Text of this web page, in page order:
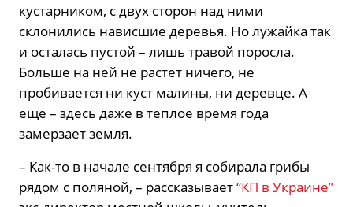
кустарником, с двух сторон над ними
склонились нависшие деревья. Но лужайка так
и осталась пустой – лишь травой поросла.
Больше на ней не растет ничего, не
пробивается ни куст малины, ни деревце. А
еще – здесь даже в теплое время года
замерзает земля.
– Как-то в начале сентября я собирала грибы
рядом с поляной, – рассказывает“КП в Украине”